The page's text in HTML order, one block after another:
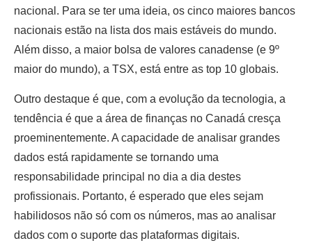
nacional. Para se ter uma ideia, os cinco maiores bancos
nacionais estão na lista dos mais estáveis do mundo.
Além disso, a maior bolsa de valores canadense (e 9º
maior do mundo), a TSX, está entre as top 10 globais.
Outro destaque é que, com a evolução da tecnologia, a
tendência é que a área de finanças no Canadá cresça
proeminentemente. A capacidade de analisar grandes
dados está rapidamente se tornando uma
responsabilidade principal no dia a dia destes
profissionais. Portanto, é esperado que eles sejam
habilidosos não só com os números, mas ao analisar
dados com o suporte das plataformas digitais.